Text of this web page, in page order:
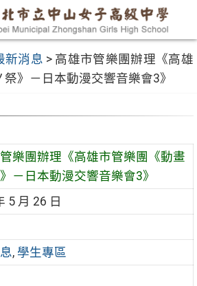
新消息 > 高雄市管樂團辦理《高雄
》－日本動漫交響音樂會3》
樂團辦理《高雄市管樂團《動畫
－日本動漫交響音樂會3》
5 月 26 日
, 學生專區